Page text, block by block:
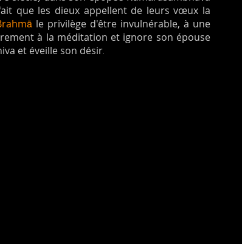
que les dieux appellent de leurs vœux la
le privilège d'être invulnérable, à une
à la méditation et ignore son épouse
et éveille son désir.